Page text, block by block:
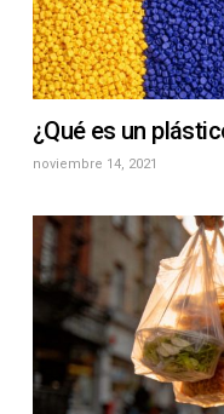
¿Qué es un
noviembre 14, 2021